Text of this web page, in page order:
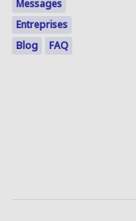
Messages
Entreprises
Blog
FAQ